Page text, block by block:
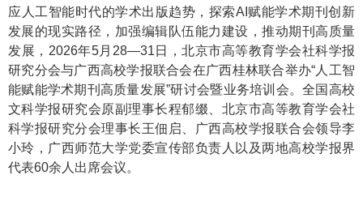
应人工智能时代的学术出版趋势，探索AI赋能学术期刊创新
发展的现实路径，加强编辑队伍能力建设，推动期刊高质量
发展，2026年5月28—31日，北京市高等教育学会社科学报
研究分会与广西高校学报联合会在广西桂林联合举办“人工智
能赋能学术期刊高质量发展”研讨会暨业务培训会。全国高校
文科学报研究会原副理事长程郁缀、北京市高等教育学会社
科学报研究分会理事长王佃启、广西高校学报联合会领导李
小玲，广西师范大学党委宣传部负责人以及两地高校学报界
代表60余人出席会议。